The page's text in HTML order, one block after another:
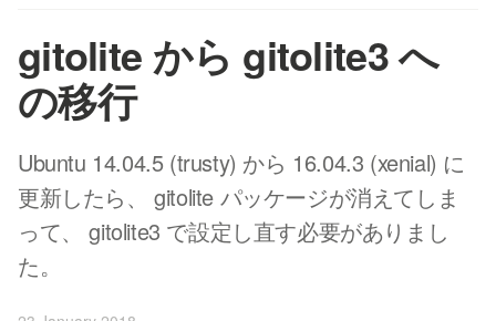
gitolite から gitolite3 へ
の移行
Ubuntu 14.04.5 (trusty) から 16.04.3 (xenial) に
更新したら、 gitolite パッケージが消えてしま
って、 gitolite3 で設定し直す必要がありまし
た。